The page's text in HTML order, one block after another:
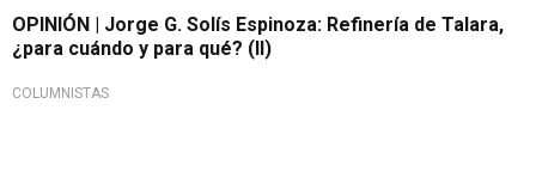
OPINIÓN | Jorge G. Solís Espinoza: Refinería de Talara,
¿para cuándo y para qué? (II)
COLUMNISTAS